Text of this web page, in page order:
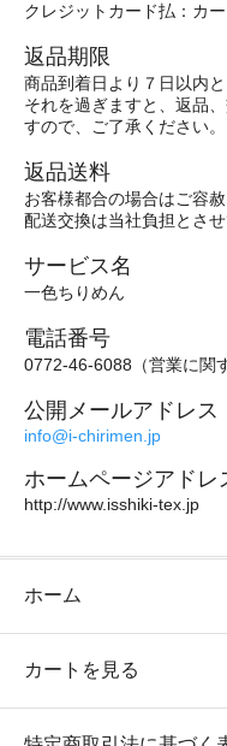
クレジットカード払：カ
返品期限
商品到着日より７日以内
それを過ぎますと、返品
すので、ご了承ください。
返品送料
お客様都合の場合はご容
配送交換は当社負担とさ
サービス名
一色ちりめん
電話番号
0772-46-6088（営業に関
公開メールアドレス
info@i-chirimen.jp
ホームページアドレ
http://www.isshiki-tex.jp
ホーム
カートを見る